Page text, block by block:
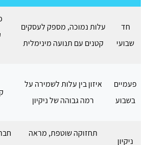
חד
שבועי
עלות נמוכה, מספק לעסקים
קטנים עם תנועה מינימלית
פעמיים
בשבוע
איזון בין עלות לשמירה על
רמה גבוהה של ניקיון
ניקיון
תחזוקה שוטפת, מראה